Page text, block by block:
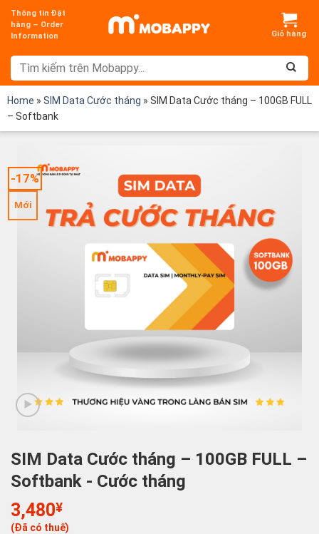
Chuyển
đến
dung
Thông tin Đặt
hàng – Order
Information
Home » SIM Data Cước tháng » SIM Data Cước tháng – 100GB FULL
– Softbank
-17%
Mới
SIM Data Cước tháng – 100GB FULL –
Softbank - Cước tháng
3,480¥
(Đã có thuế)